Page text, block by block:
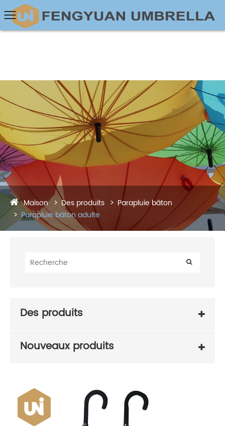
Maison Des produits
Parapluie bâton
Parapluie bâton adulte
Des produits
Nouveaux produits